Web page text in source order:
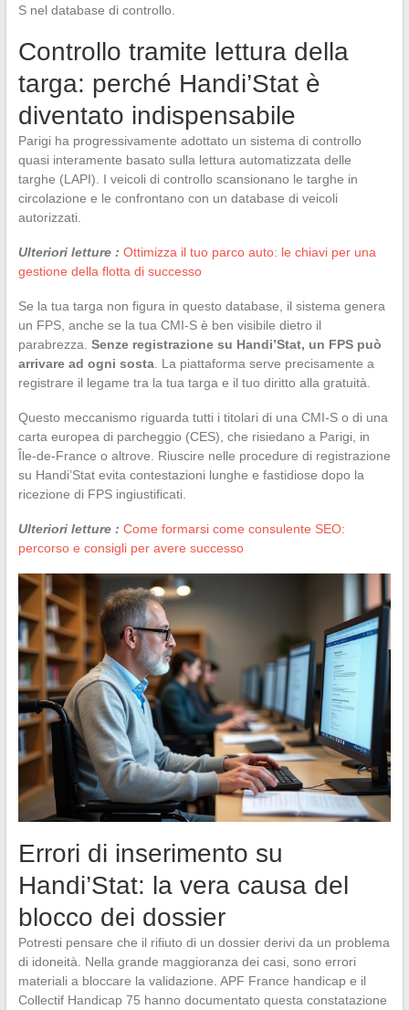
S nel database di controllo.
Controllo tramite lettura della
targa: perché Handi’Stat è
diventato indispensabile
Parigi ha progressivamente adottato un sistema di controllo
quasi interamente basato sulla lettura automatizzata delle
targhe (LAPI). I veicoli di controllo scansionano le targhe in
circolazione e le confrontano con un database di veicoli
autorizzati.
Ulteriori letture : Ottimizza il tuo parco auto: le chiavi per una
gestione della flotta di successo
Se la tua targa non figura in questo database, il sistema genera
un FPS, anche se la tua CMI-S è ben visibile dietro il
parabrezza. Senze registrazione su Handi’Stat, un FPS può
arrivare ad ogni sosta. La piattaforma serve precisamente a
registrare il legame tra la tua targa e il tuo diritto alla gratuità.
Questo meccanismo riguarda tutti i titolari di una CMI-S o di una
carta europea di parcheggio (CES), che risiedano a Parigi, in
Île-de-France o altrove. Riuscire nelle procedure di registrazione
su Handi’Stat evita contestazioni lunghe e fastidiose dopo la
ricezione di FPS ingiustificati.
Ulteriori letture : Come formarsi come consulente SEO:
percorso e consigli per avere successo
Errori di inserimento su
Handi’Stat: la vera causa del
blocco dei dossier
Potresti pensare che il rifiuto di un dossier derivi da un problema
di idoneità. Nella grande maggioranza dei casi, sono errori
materiali a bloccare la validazione. APF France handicap e il
Collectif Handicap 75 hanno documentato questa constatazione